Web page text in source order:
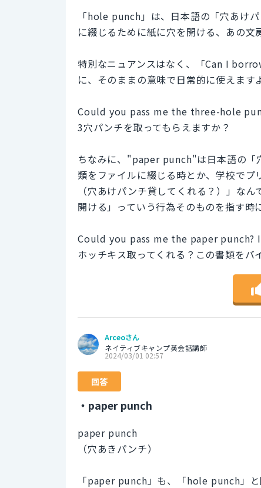
「hole punch」は、日本語の「穴あけ
に綴じるために紙に穴を開ける、あの文
特別なニュアンスはなく、「Can I
に、そのままの意味で日常的に使えます
Could you pass me the three-hole
3穴パンチを取ってもらえますか？
ちなみに、"paper punch"は日本語の「
類をファイルに綴じる時とか、学校で
（穴あけパンチ貸してくれる？）」な
開ける」っていう行為そのものを指す時
Could you pass me the paper
ホッチキス取ってくれる？この書類をバ
Arceoさん
ネイティブキャンプ英会話講師
2024/03/01 02:57
回答
・paper punch
paper punch
（穴あきパンチ）
「paper punch」も、「hole punch」